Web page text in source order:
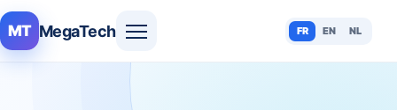
MT MegaTech FR EN NL